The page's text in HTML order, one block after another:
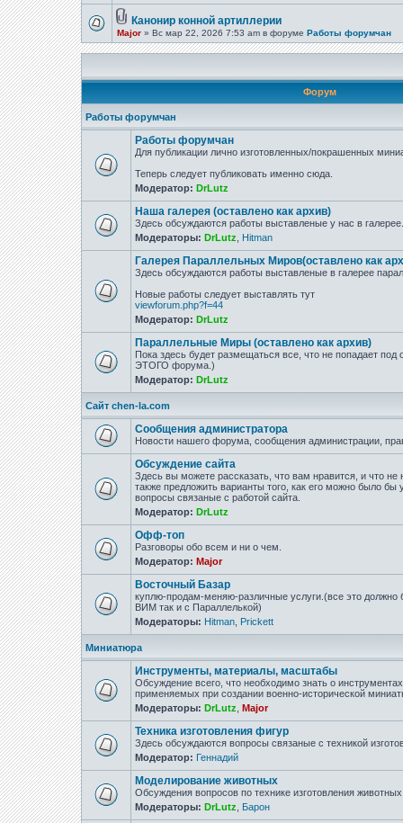
Канонир конной артиллерии
Major » Вс мар 22, 2026 7:53 am в форуме Работы форумчан
Форум
Работы форумчан
Работы форумчан
Для публикации лично изготовленных/покрашенных
Теперь следует публиковать именно сюда.
Модератор: DrLutz
Наша галерея (оставлено как архив)
Здесь обсуждаются работы выставленые у нас в галерее.
Модераторы: DrLutz Hitman
Галерея Параллельных Миров(оставлено как
Здесь обсуждаются работы выставленые в галерее
Новые работы следует выставлять тут
viewforum.php?f=44
Модератор: DrLutz
Параллельные Миры (оставлено как архив)
Пока здесь будет размещаться все, что не попадает
ЭТОГО форума.)
Модератор: DrLutz
Сайт chen-la.com
Сообщения администратора
Новости нашего форума, сообщения администрации,
Обсуждение сайта
Здесь вы можете рассказать, что вам нравится, и что не
также предложить варианты того, как его можно было бы
вопросы связаные с работой сайта.
Модератор: DrLutz
Офф-топ
Разговоры обо всем и ни о чем.
Модератор: Major
Восточный Базар
куплю-продам-меняю-различные услуги.(все это должно
ВИМ так и с Параллелькой)
Модераторы: Hitman Prickett
Миниатюра
Инструменты, материалы, масштабы
Обсуждение всего, что необходимо знать о
применяемых при создании военно-исторической
Модераторы: DrLutz Major
Техника изготовления фигур
Здесь обсуждаются вопросы связаные с техникой
Модератор: Геннадий
Моделирование животных
Обсуждения вопросов по технике изготовления
Модераторы: DrLutz Барон